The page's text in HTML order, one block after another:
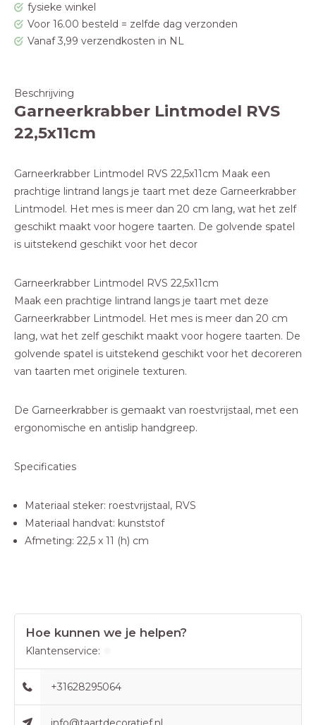
fysieke winkel
Voor 16.00 besteld = zelfde dag verzonden
Vanaf 3,99 verzendkosten in NL
Beschrijving
Garneerkrabber Lintmodel RVS
22,5x11cm
Garneerkrabber Lintmodel RVS 22,5x11cm Maak een
prachtige lintrand langs je taart met deze Garneerkrabber
Lintmodel. Het mes is meer dan 20 cm lang, wat het zelf
geschikt maakt voor hogere taarten. De golvende spatel
is uitstekend geschikt voor het decor
Garneerkrabber Lintmodel RVS 22,5x11cm
Maak een prachtige lintrand langs je taart met deze
Garneerkrabber Lintmodel. Het mes is meer dan 20 cm
lang, wat het zelf geschikt maakt voor hogere taarten. De
golvende spatel is uitstekend geschikt voor het decoreren
van taarten met originele texturen.
De Garneerkrabber is gemaakt van roestvrijstaal, met een
ergonomische en antislip handgreep.
Specificaties
Materiaal steker: roestvrijstaal, RVS
Materiaal handvat: kunststof
Afmeting: 22,5 x 11 (h) cm
Hoe kunnen we je helpen?
Klantenservice:
+31628295064